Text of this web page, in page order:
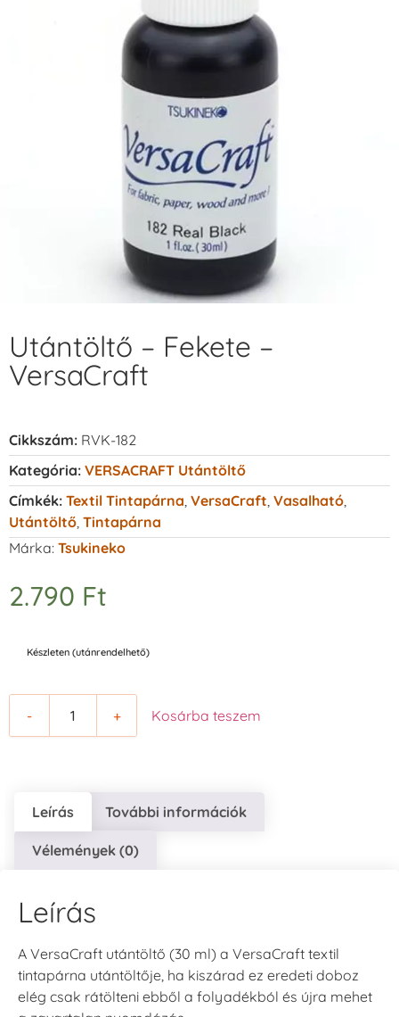
Utántöltő – Fekete –
VersaCraft
Cikkszám: RVK-182
Kategória: VERSACRAFT Utántöltő
Címkék: Textil Tintapárna, VersaCraft, Vasalható,
Utántöltő, Tintapárna
Márka: Tsukineko
2.790 Ft
Készleten (utánrendelhető)
- + Kosárba teszem
Leírás További információk
Vélemények (0)
Leírás
A VersaCraft utántöltő (30 ml) a VersaCraft textil
tintapárna utántöltője, ha kiszárad ez eredeti doboz
elég csak rátölteni ebből a folyadékból és újra mehet